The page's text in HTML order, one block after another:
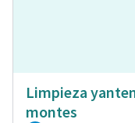
Limpieza
montes